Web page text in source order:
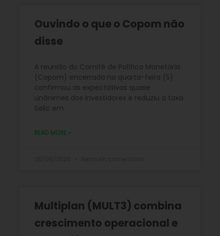
Ouvindo o que o Copom não
disse
A reunião do Comitê de Política Monetária
(Copom) encerrada na quarta-feira (5)
confirmou as expectativas quase
unânimes dos investidores e reduziu a taxa
Selic em
READ MORE »
Multiplan (MULT3) combina
crescimento operacional e